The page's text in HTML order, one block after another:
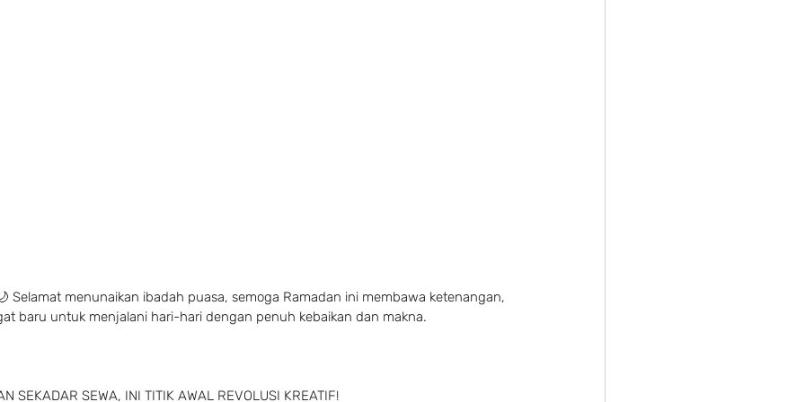
Selamat menunaikan ibadah puasa, semoga Ramadan ini membawa ketenangan,
baru untuk menjalani hari-hari dengan penuh kebaikan dan makna.
SEKADAR SEWA, INI TITIK AWAL REVOLUSI KREATIF!